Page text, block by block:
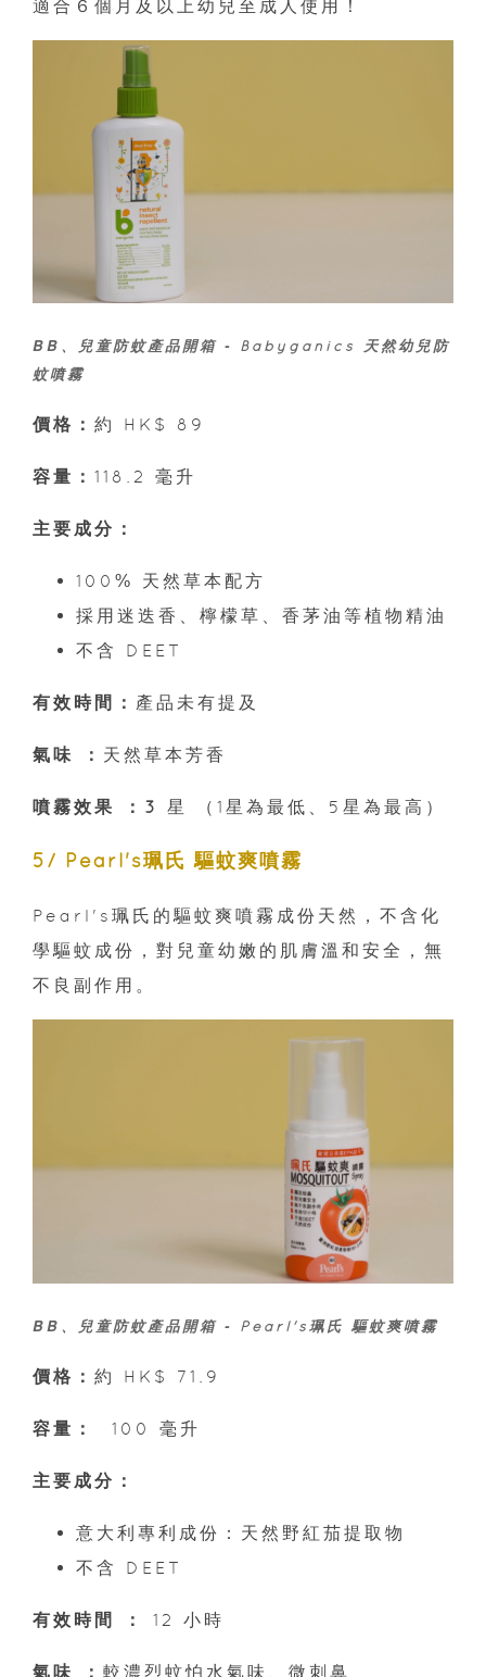
適合６個月及以上幼兒至成人使用！
BB、兒童防蚊產品開箱 -
Babyganics 天然幼兒防
蚊噴霧
價格： 約 HK$ 89
容量： 118.2 毫升
主要成分：
100% 天然草本配方
採用迷迭香、檸檬草、香茅油等植物精油
不含 DEET
有效時間： 產品未有提及
氣味 ： 天然草本芳香
噴霧效果 ：3 星 （1星為最低、5星為最高）
5/ Pearl's珮氏 驅蚊爽噴霧
Pearl's珮氏的驅蚊爽噴霧成份天然，不含化
學驅蚊成份，對兒童幼嫩的肌膚溫和安全，無
不良副作用。
BB、兒童防蚊產品開箱 - Pearl's珮氏 驅蚊爽噴霧
價格： 約 HK$ 71.9
容量： 100 毫升
主要成分：
意大利專利成份：天然野紅茄提取物
不含 DEET
有效時間 ： 12 小時
氣味 ： 較濃烈蚊怕水氣味、微刺鼻